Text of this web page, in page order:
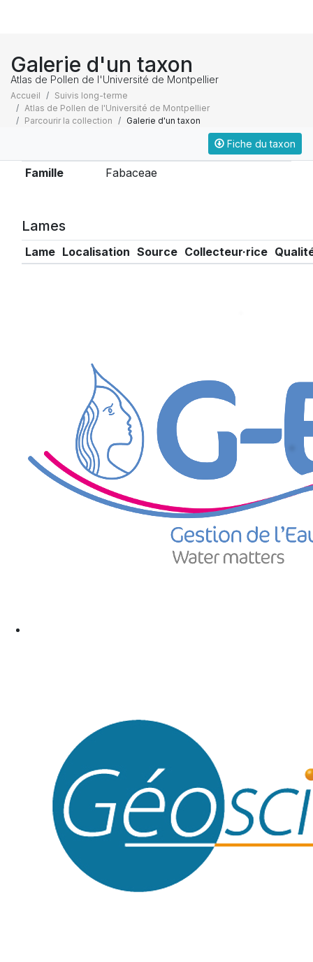
Galerie d'un taxon
Atlas de Pollen de l'Université de Montpellier
Accueil
Suivis long-terme
Atlas de Pollen de l'Université de Montpellier
Parcourir la collection
Galerie d'un taxon
Fiche du taxon
Famille Fabaceae
Lames
Lame Localisation Source Collecteur·rice